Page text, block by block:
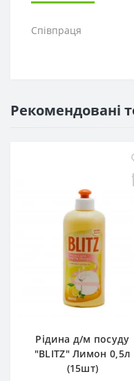
Співпраця
Рекомендовані
Рідина д/м посуду
"BLITZ" Лимон 0,5л
(15шт)